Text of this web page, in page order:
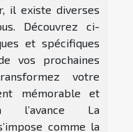
il existe diverses
Découvrez ci-
et spécifiques
vos prochaines
votre
mémorable et
à l’avance La
comme la